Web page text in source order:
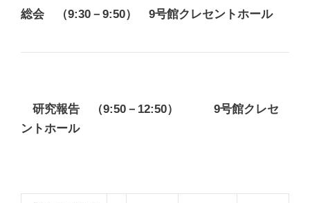
総会 （9:30－9:50） 9号館クレセントホール
研究報告 （9:50－12:50） 9号館クレセ
ントホール